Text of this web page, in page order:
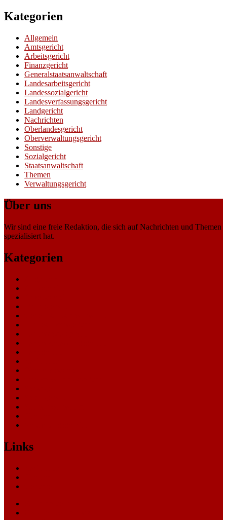
Kategorien
Allgemein
Amtsgericht
Arbeitsgericht
Finanzgericht
Generalstaatsanwaltschaft
Landesarbeitsgericht
Landessozialgericht
Landesverfassungsgericht
Landgericht
Nachrichten
Oberlandesgericht
Oberverwaltungsgericht
Sonstige
Sozialgericht
Staatsanwaltschaft
Themen
Verwaltungsgericht
Über uns
Wir sind eine freie Redaktion, die sich auf Nachrichten und Themen
spezialisiert hat.
Kategorien
Links